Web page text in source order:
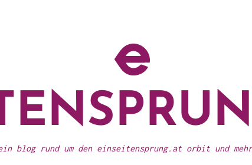
blog rund um den einseitensprung.at orbit und